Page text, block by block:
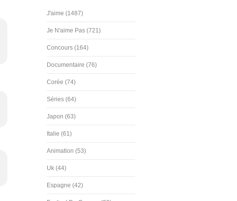
J'aime (1487)
Je N'aime Pas (721)
Concours (164)
Documentaire (76)
Corée (74)
Séries (64)
Japon (63)
Italie (61)
Animation (53)
Uk (44)
Espagne (42)